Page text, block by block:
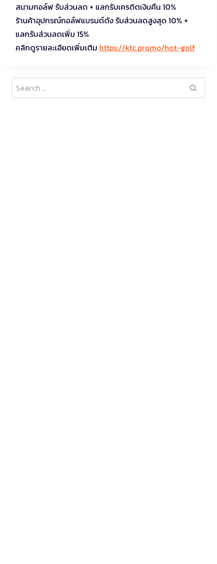
สนามกอล์ฟ รับส่วนลด + แลกรับเครดิตเงินคืน 10%
ร้านค้าอุปกรณ์กอล์ฟแบรนด์ดัง รับส่วนลดสูงสุด 10% +
แลกรับส่วนลดเพิ่ม 15%
คลิกดูรายละเอียดเพิ่มเติม https://ktc.promo/hot-golf
Search
for: